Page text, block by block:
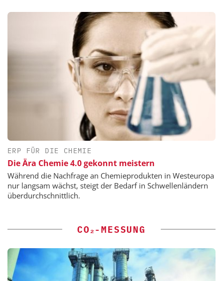
ERP FÜR DIE CHEMIE
Die Ära Chemie 4.0 gekonnt meistern
Während die Nachfrage an Chemieprodukten in Westeuropa
nur langsam wächst, steigt der Bedarf in Schwellenländern
überdurchschnittlich.
CO₂-MESSUNG